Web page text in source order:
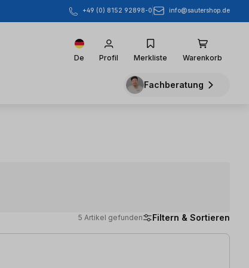
+49 (0) 8152 92898-0 info@sautershop.de
De Profil Merkliste Warenkorb
Fachberatung
5 Artikel gefunden Filtern & Sortieren